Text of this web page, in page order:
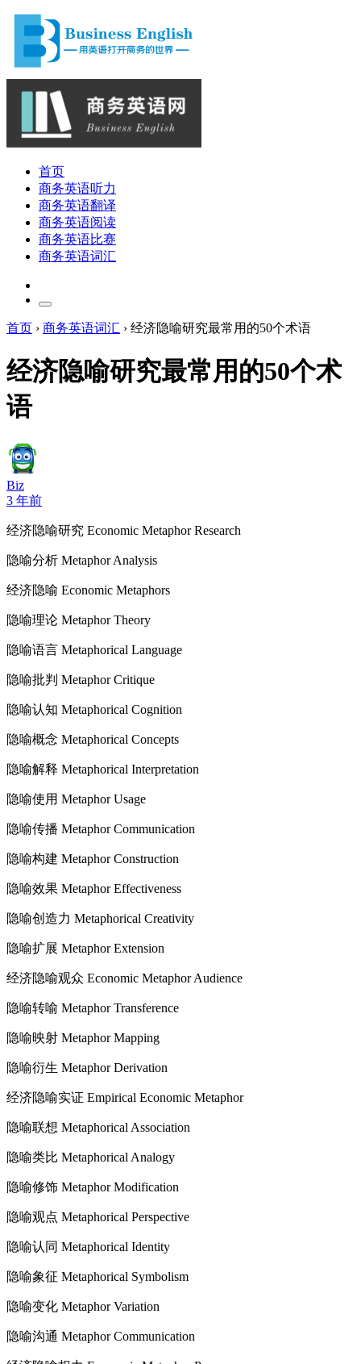
首页
商务英语听力
商务英语翻译
商务英语阅读
商务英语比赛
商务英语词汇
首页 › 商务英语词汇 › 经济隐喻研究最常用的50个术语
经济隐喻研究最常用的50个术
语
Biz
3 年前
经济隐喻研究 Economic Metaphor Research
隐喻分析 Metaphor Analysis
经济隐喻 Economic Metaphors
隐喻理论 Metaphor Theory
隐喻语言 Metaphorical Language
隐喻批判 Metaphor Critique
隐喻认知 Metaphorical Cognition
隐喻概念 Metaphorical Concepts
隐喻解释 Metaphorical Interpretation
隐喻使用 Metaphor Usage
隐喻传播 Metaphor Communication
隐喻构建 Metaphor Construction
隐喻效果 Metaphor Effectiveness
隐喻创造力 Metaphorical Creativity
隐喻扩展 Metaphor Extension
经济隐喻观众 Economic Metaphor Audience
隐喻转喻 Metaphor Transference
隐喻映射 Metaphor Mapping
隐喻衍生 Metaphor Derivation
经济隐喻实证 Empirical Economic Metaphor
隐喻联想 Metaphorical Association
隐喻类比 Metaphorical Analogy
隐喻修饰 Metaphor Modification
隐喻观点 Metaphorical Perspective
隐喻认同 Metaphorical Identity
隐喻象征 Metaphorical Symbolism
隐喻变化 Metaphor Variation
隐喻沟通 Metaphor Communication